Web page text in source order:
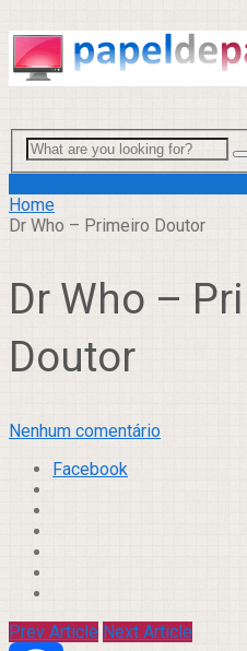
Home
Dr Who – Primeiro Doutor
Dr Who –
Doutor
Nenhum comentário
Facebook
Prev Article Next Article